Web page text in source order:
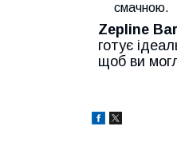
смачною.
Zepline
готує
щоб ви